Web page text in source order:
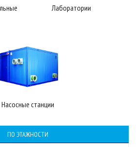
Лаборатории
Насосные станции
ПО ЭТАЖНОСТИ